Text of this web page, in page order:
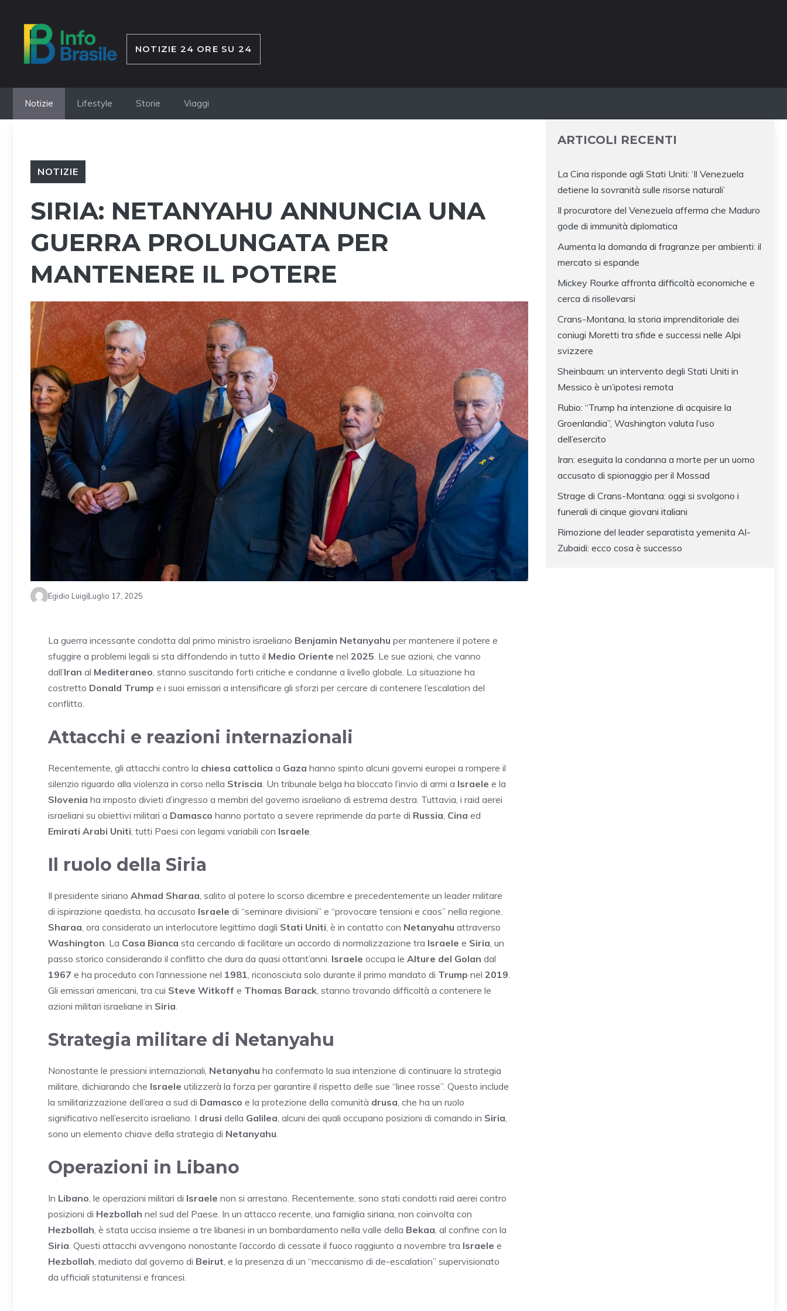
contenuto
NOTIZIE 24 ORE SU 24
Notizie Lifestyle Storie Viaggi
NOTIZIE
SIRIA: NETANYAHU ANNUNCIA UNA
GUERRA PROLUNGATA PER
MANTENERE IL POTERE
Egidio LuigiLuglio 17, 2025
La guerra incessante condotta dal primo ministro israeliano Benjamin Netanyahu per mantenere il potere e
sfuggire a problemi legali si sta diffondendo in tutto il Medio Oriente nel 2025. Le sue azioni, che vanno
dall’Iran al Mediteraneo, stanno suscitando forti critiche e condanne a livello globale. La situazione ha
costretto Donald Trump e i suoi emissari a intensificare gli sforzi per cercare di contenere l’escalation del
conflitto.
Attacchi e reazioni internazionali
Recentemente, gli attacchi contro la chiesa cattolica a Gaza hanno spinto alcuni governi europei a rompere il
silenzio riguardo alla violenza in corso nella Striscia. Un tribunale belga ha bloccato l’invio di armi a Israele e la
Slovenia ha imposto divieti d’ingresso a membri del governo israeliano di estrema destra. Tuttavia, i raid aerei
israeliani su obiettivi militari a Damasco hanno portato a severe reprimende da parte di Russia, Cina ed
Emirati Arabi Uniti, tutti Paesi con legami variabili con Israele.
Il ruolo della Siria
Il presidente siriano Ahmad Sharaa, salito al potere lo scorso dicembre e precedentemente un leader militare
di ispirazione qaedista, ha accusato Israele di “seminare divisioni” e “provocare tensioni e caos” nella regione.
Sharaa, ora considerato un interlocutore legittimo dagli Stati Uniti, è in contatto con Netanyahu attraverso
Washington. La Casa Bianca sta cercando di facilitare un accordo di normalizzazione tra Israele e Siria, un
passo storico considerando il conflitto che dura da quasi ottant’anni. Israele occupa le Alture del Golan dal
1967 e ha proceduto con l’annessione nel 1981, riconosciuta solo durante il primo mandato di Trump nel 2019.
Gli emissari americani, tra cui Steve Witkoff e Thomas Barack, stanno trovando difficoltà a contenere le
azioni militari israeliane in Siria.
Strategia militare di Netanyahu
Nonostante le pressioni internazionali, Netanyahu ha confermato la sua intenzione di continuare la strategia
militare, dichiarando che Israele utilizzerà la forza per garantire il rispetto delle sue “linee rosse”. Questo include
la smilitarizzazione dell’area a sud di Damasco e la protezione della comunità drusa, che ha un ruolo
significativo nell’esercito israeliano. I drusi della Galilea, alcuni dei quali occupano posizioni di comando in Siria,
sono un elemento chiave della strategia di Netanyahu.
Operazioni in Libano
In Libano, le operazioni militari di Israele non si arrestano. Recentemente, sono stati condotti raid aerei contro
posizioni di Hezbollah nel sud del Paese. In un attacco recente, una famiglia siriana, non coinvolta con
Hezbollah, è stata uccisa insieme a tre libanesi in un bombardamento nella valle della Bekaa, al confine con la
Siria. Questi attacchi avvengono nonostante l’accordo di cessate il fuoco raggiunto a novembre tra Israele e
Hezbollah, mediato dal governo di Beirut, e la presenza di un “meccanismo di de-escalation” supervisionato
da ufficiali statunitensi e francesi.
ARTICOLI RECENTI
La Cina risponde agli Stati Uniti: ‘Il Venezuela
detiene la sovranità sulle risorse naturali’
Il procuratore del Venezuela afferma che Maduro
gode di immunità diplomatica
Aumenta la domanda di fragranze per ambienti: il
mercato si espande
Mickey Rourke affronta difficoltà economiche e
cerca di risollevarsi
Crans-Montana, la storia imprenditoriale dei
coniugi Moretti tra sfide e successi nelle Alpi
svizzere
Sheinbaum: un intervento degli Stati Uniti in
Messico è un’ipotesi remota
Rubio: “Trump ha intenzione di acquisire la
Groenlandia”, Washington valuta l’uso
dell’esercito
Iran: eseguita la condanna a morte per un uomo
accusato di spionaggio per il Mossad
Strage di Crans-Montana: oggi si svolgono i
funerali di cinque giovani italiani
Rimozione del leader separatista yemenita Al-
Zubaidi: ecco cosa è successo